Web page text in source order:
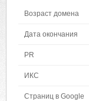
Возраст домена
Дата окончания
PR
ИКС
Страниц в Google